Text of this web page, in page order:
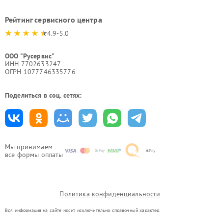
Мы принимаем
все формы оплаты
Рейтинг сервисного центра
4.9-5.0
ООО "Русервис"
ИНН 7702633247
ОГРН 1077746335776
Поделиться в соц. сетях:
Политика конфиденциальности
Вся информация на сайте носит исключительно справочный характер.